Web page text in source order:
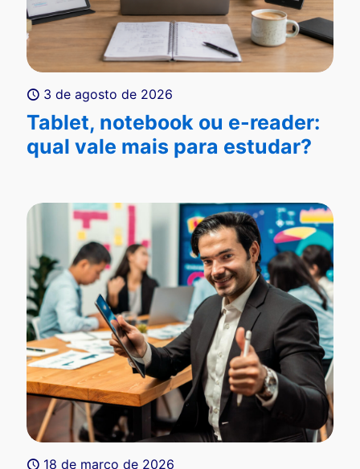
3 de agosto de 2026
Tablet, notebook ou e-reader:
qual vale mais para estudar?
18 de março de 2026